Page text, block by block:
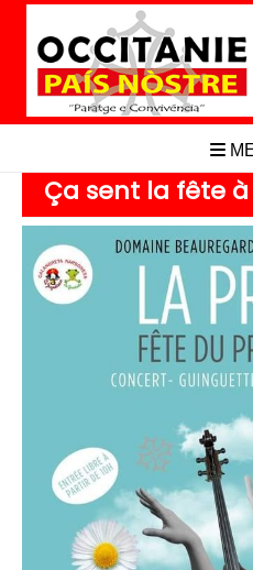
Aller
contenu
Ça sent la fête